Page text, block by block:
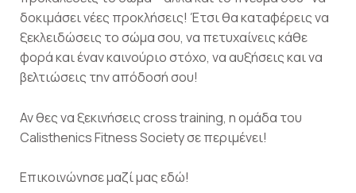
δοκιμάσει νέες προκλήσεις! Έτσι θα καταφέρεις να
ξεκλειδώσεις το σώμα σου, να πετυχαίνεις κάθε
φορά και έναν καινούριο στόχο, να αυξήσεις και να
βελτιώσεις την απόδοσή σου!
Αν θες να ξεκινήσεις cross training, η ομάδα του
Calisthenics Fitness Society σε περιμένει!
Επικοινώνησε μαζί μας εδώ!